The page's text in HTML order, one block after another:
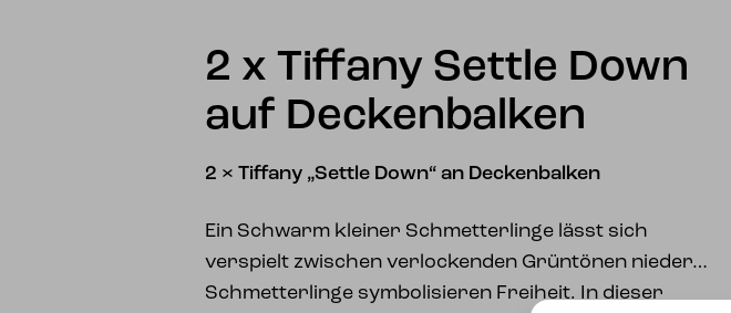
2 x Tiffany Settle Down
auf Deckenbalken
2 × Tiffany „Settle Down“ an Deckenbalken
Ein Schwarm kleiner Schmetterlinge lässt sich
verspielt zwischen verlockenden Grüntönen nieder…
Schmetterlinge symbolisieren Freiheit. In dieser